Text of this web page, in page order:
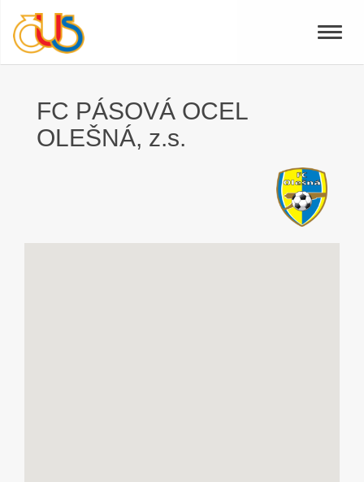
Toggle
FC PÁSOVÁ OCEL
OLEŠNÁ, z.s.